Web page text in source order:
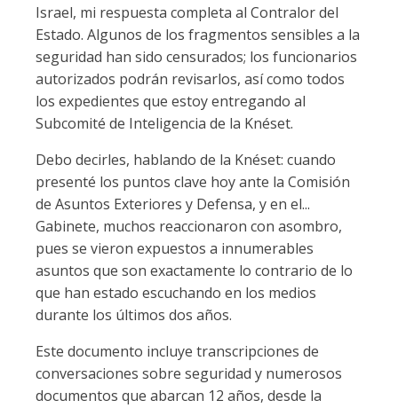
Israel, mi respuesta completa al Contralor del
Estado. Algunos de los fragmentos sensibles a la
seguridad han sido censurados; los funcionarios
autorizados podrán revisarlos, así como todos
los expedientes que estoy entregando al
Subcomité de Inteligencia de la Knéset.
Debo decirles, hablando de la Knéset: cuando
presenté los puntos clave hoy ante la Comisión
de Asuntos Exteriores y Defensa, y en el...
Gabinete, muchos reaccionaron con asombro,
pues se vieron expuestos a innumerables
asuntos que son exactamente lo contrario de lo
que han estado escuchando en los medios
durante los últimos dos años.
Este documento incluye transcripciones de
conversaciones sobre seguridad y numerosos
documentos que abarcan 12 años, desde la